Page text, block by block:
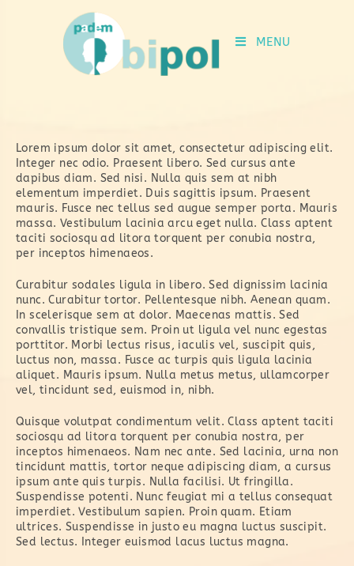
MENU
Lorem ipsum dolor sit amet, consectetur adipiscing elit.
Integer nec odio. Praesent libero. Sed cursus ante
dapibus diam. Sed nisi. Nulla quis sem at nibh
elementum imperdiet. Duis sagittis ipsum. Praesent
mauris. Fusce nec tellus sed augue semper porta. Mauris
massa. Vestibulum lacinia arcu eget nulla. Class aptent
taciti sociosqu ad litora torquent per conubia nostra,
per inceptos himenaeos.
Curabitur sodales ligula in libero. Sed dignissim lacinia
nunc. Curabitur tortor. Pellentesque nibh. Aenean quam.
In scelerisque sem at dolor. Maecenas mattis. Sed
convallis tristique sem. Proin ut ligula vel nunc egestas
porttitor. Morbi lectus risus, iaculis vel, suscipit quis,
luctus non, massa. Fusce ac turpis quis ligula lacinia
aliquet. Mauris ipsum. Nulla metus metus, ullamcorper
vel, tincidunt sed, euismod in, nibh.
Quisque volutpat condimentum velit. Class aptent taciti
sociosqu ad litora torquent per conubia nostra, per
inceptos himenaeos. Nam nec ante. Sed lacinia, urna non
tincidunt mattis, tortor neque adipiscing diam, a cursus
ipsum ante quis turpis. Nulla facilisi. Ut fringilla.
Suspendisse potenti. Nunc feugiat mi a tellus consequat
imperdiet. Vestibulum sapien. Proin quam. Etiam
ultrices. Suspendisse in justo eu magna luctus suscipit.
Sed lectus. Integer euismod lacus luctus magna.